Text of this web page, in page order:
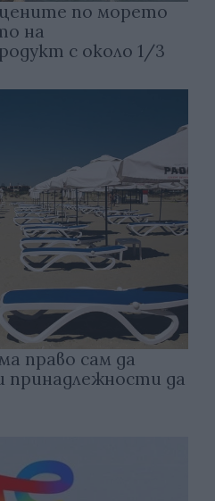
по морето
на
с около 1/3
право сам да
принадлежности да